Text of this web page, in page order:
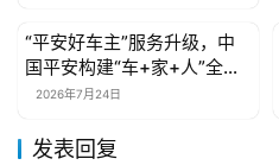
新闻资讯
“平安好车主”服务升级，中
国平安构建“车+家+人”全新
服务生态
2026年7月24日
发表回复